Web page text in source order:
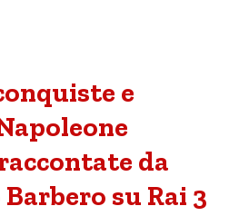
e
da
su Rai 3